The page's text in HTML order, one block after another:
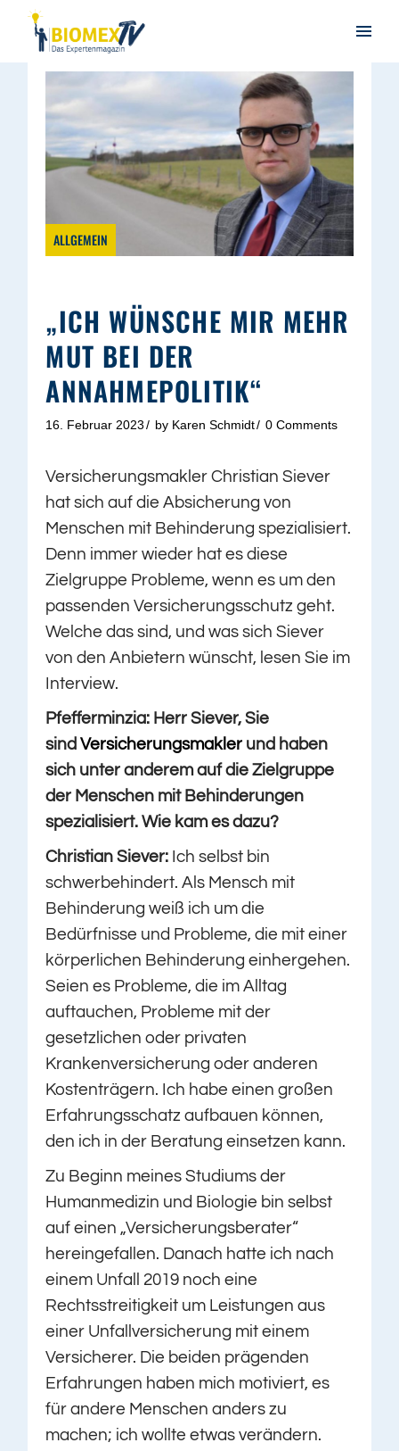
ALLGEMEIN
„ICH WÜNSCHE MIR MEHR
MUT BEI DER
ANNAHMEPOLITIK“
16. Februar 2023 by Karen Schmidt 0 Comments
Versicherungsmakler Christian Siever
hat sich auf die Absicherung von
Menschen mit Behinderung spezialisiert.
Denn immer wieder hat es diese
Zielgruppe Probleme, wenn es um den
passenden Versicherungsschutz geht.
Welche das sind, und was sich Siever
von den Anbietern wünscht, lesen Sie im
Interview.
Pfefferminzia: Herr Siever, Sie
sindVersicherungsmakler und haben
sich unter anderem auf die Zielgruppe
der Menschen mit Behinderungen
spezialisiert. Wie kam es dazu?
Christian Siever: Ich selbst bin
schwerbehindert. Als Mensch mit
Behinderung weiß ich um die
Bedürfnisse und Probleme, die mit einer
körperlichen Behinderung einhergehen.
Seien es Probleme, die im Alltag
auftauchen, Probleme mit der
gesetzlichen oder privaten
Krankenversicherung oder anderen
Kostenträgern. Ich habe einen großen
Erfahrungsschatz aufbauen können,
den ich in der Beratung einsetzen kann.
Zu Beginn meines Studiums der
Humanmedizin und Biologie bin selbst
auf einen „Versicherungsberater“
hereingefallen. Danach hatte ich nach
einem Unfall 2019 noch eine
Rechtsstreitigkeit um Leistungen aus
einer Unfallversicherung mit einem
Versicherer. Die beiden prägenden
Erfahrungen haben mich motiviert, es
für andere Menschen anders zu
machen; ich wollte etwas verändern.